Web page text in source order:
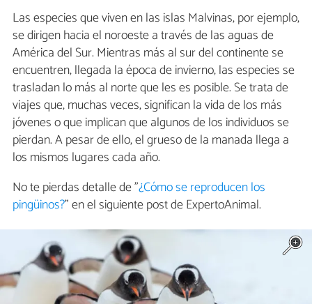
Las especies que viven en las islas Malvinas, por ejemplo,
se dirigen hacia el noroeste a través de las aguas de
América del Sur. Mientras más al sur del continente se
encuentren, llegada la época de invierno, las especies se
trasladan lo más al norte que les es posible. Se trata de
viajes que, muchas veces, significan la vida de los más
jóvenes o que implican que algunos de los individuos se
pierdan. A pesar de ello, el grueso de la manada llega a
los mismos lugares cada año.
No te pierdas detalle de "¿Cómo se reproducen los
pingüinos?" en el siguiente post de ExpertoAnimal.